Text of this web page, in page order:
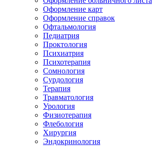
Оформление карт
Оформление справок
Офтальмология
Педиатрия
Проктология
Психиатрия
Психотерапия
Сомнология
Сурдология
Терапия
Травматология
Урология
Физиотерапия
Флебология
Хирургия
Эндокринология